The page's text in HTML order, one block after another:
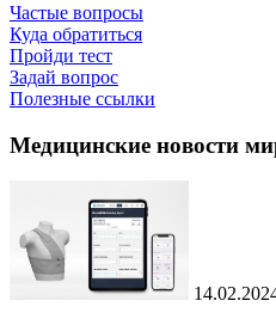
Частые вопросы
Куда обратиться
Пройди тест
Задай вопрос
Полезные ссылки
Медицинские новости